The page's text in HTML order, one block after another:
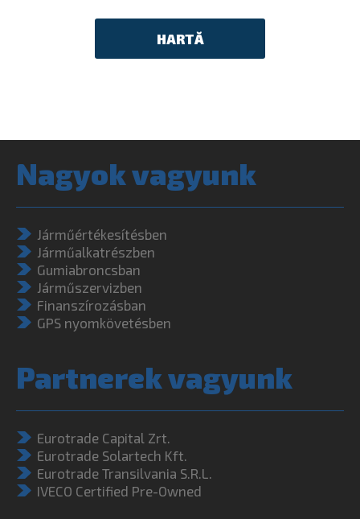
HARTĂ
Nagyok vagyunk
Járműértékesítésben
Járműalkatrészben
Gumiabroncsban
Járműszervizben
Finanszírozásban
GPS nyomkövetésben
Partnerek vagyunk
Eurotrade Capital Zrt.
Eurotrade Solartech Kft.
Eurotrade Transilvania S.R.L.
IVECO Certified Pre-Owned